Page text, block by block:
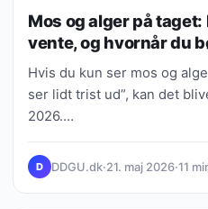
Mos og alger på
vente, og hvornår du
Hvis du kun ser mos og
ser lidt trist ud”, kan det
2026.…
D DDGU.dk·21. maj 2026·11